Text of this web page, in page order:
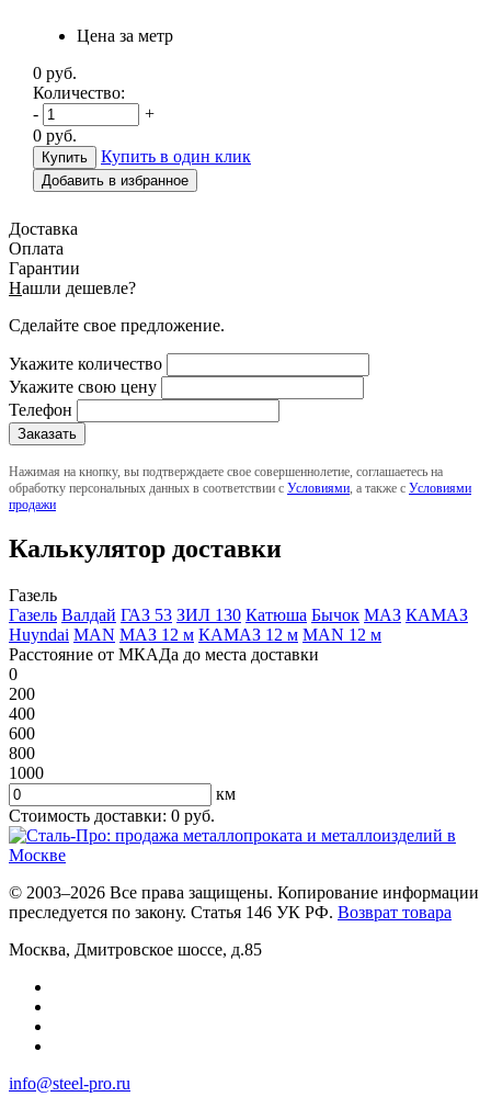
Цена за метр
0 руб.
Количество:
-
+
0 руб.
Купить в один клик
Добавить в избранное
Доставка
Оплата
Гарантии
Нашли дешевле?
Сделайте свое предложение.
Укажите количество
Укажите свою цену
Телефон
Нажимая на кнопку, вы подтверждаете свое совершеннолетие, соглашаетесь на
обработку персональных данных в соответствии с Условиями , а также с Условиями
продажи
Калькулятор доставки
Газель
Газель Валдай ГАЗ 53 ЗИЛ 130 Катюша Бычок МАЗ КАМАЗ
Huyndai MAN МАЗ 12 м КАМАЗ 12 м MAN 12 м
Расстояние от МКАДа до места доставки
0
200
400
600
800
1000
км
Стоимость доставки: 0 руб.
© 2003–2026 Все права защищены. Копирование информации
преследуется по закону. Статья 146 УК РФ. Возврат товара
Москва, Дмитровское шоссе, д.85
info@steel-pro.ru